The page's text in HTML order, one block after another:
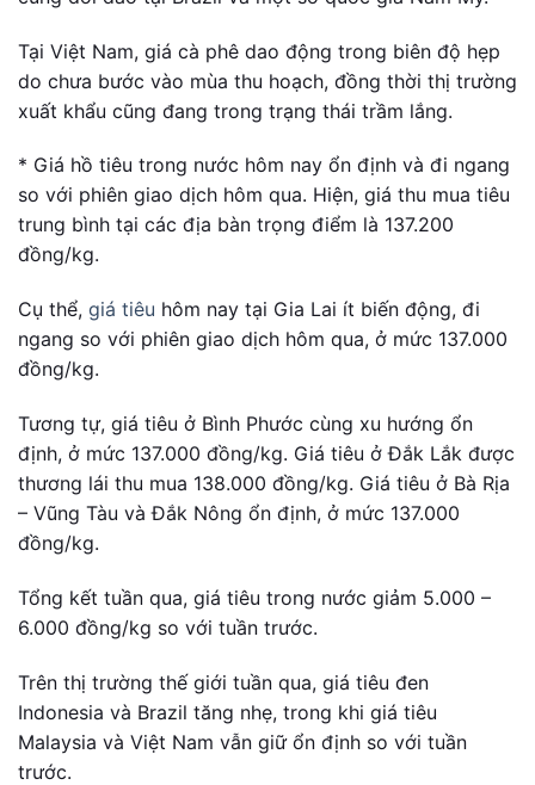
Tại Việt Nam, giá cà phê dao động trong biên độ hẹp
do chưa bước vào mùa thu hoạch, đồng thời thị trường
xuất khẩu cũng đang trong trạng thái trầm lắng.
* Giá hồ tiêu trong nước hôm nay ổn định và đi ngang
so với phiên giao dịch hôm qua. Hiện, giá thu mua tiêu
trung bình tại các địa bàn trọng điểm là 137.200
đồng/kg.
Cụ thể, giá tiêu hôm nay tại Gia Lai ít biến động, đi
ngang so với phiên giao dịch hôm qua, ở mức 137.000
đồng/kg.
Tương tự, giá tiêu ở Bình Phước cùng xu hướng ổn
định, ở mức 137.000 đồng/kg. Giá tiêu ở Đắk Lắk được
thương lái thu mua 138.000 đồng/kg. Giá tiêu ở Bà Rịa
– Vũng Tàu và Đắk Nông ổn định, ở mức 137.000
đồng/kg.
Tổng kết tuần qua, giá tiêu trong nước giảm 5.000 –
6.000 đồng/kg so với tuần trước.
Trên thị trường thế giới tuần qua, giá tiêu đen
Indonesia và Brazil tăng nhẹ, trong khi giá tiêu
Malaysia và Việt Nam vẫn giữ ổn định so với tuần
trước.